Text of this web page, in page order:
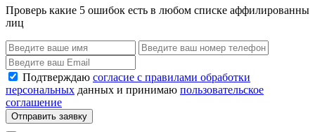
Проверь какие 5 ошибок есть в любом списке аффилированны
лиц
Подтверждаю согласие с правилами обработки
персональных данных и принимаю пользовательское
соглашение
Отправить заявку